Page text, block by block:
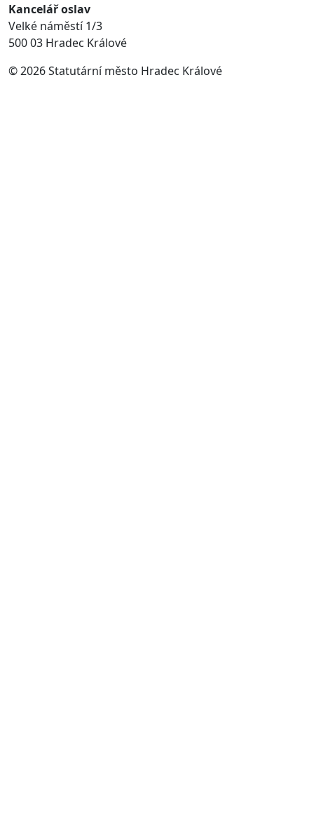
Kancelář oslav
Velké náměstí 1/3
500 03 Hradec Králové
© 2026 Statutární město Hradec Králové